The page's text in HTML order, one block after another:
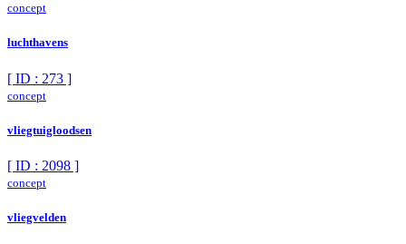
concept
luchthavens
[ ID : 273 ]
concept
vliegtuigloodsen
[ ID : 2098 ]
concept
vliegvelden